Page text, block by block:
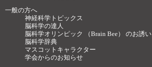
一般の方へ
神経科学トピックス
脳科学の達人
脳科学オリンピック （Brain Bee） のお誘い
脳科学辞典
マスコットキャラクター
学会からのお知らせ